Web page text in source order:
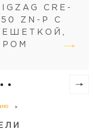
вровень с полом
по высоте
CRE-
ZN-P С